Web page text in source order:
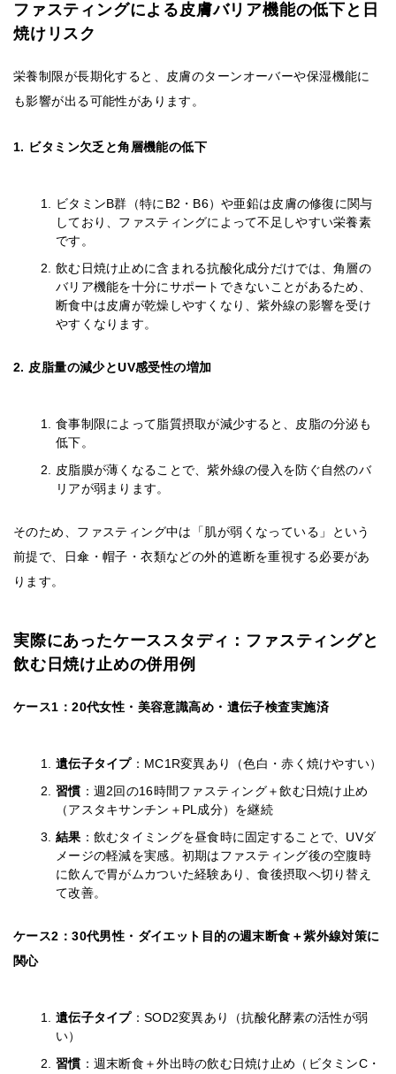
ファスティングによる皮膚バリア機能の低下と日
焼けリスク
栄養制限が長期化すると、皮膚のターンオーバーや保湿機能に
も影響が出る可能性があります。
1. ビタミン欠乏と角層機能の低下
ビタミンB群（特にB2・B6）や亜鉛は皮膚の修復に関与
しており、ファスティングによって不足しやすい栄養素
です。
飲む日焼け止めに含まれる抗酸化成分だけでは、角層の
バリア機能を十分にサポートできないことがあるため、
断食中は皮膚が乾燥しやすくなり、紫外線の影響を受け
やすくなります。
2. 皮脂量の減少とUV感受性の増加
食事制限によって脂質摂取が減少すると、皮脂の分泌も
低下。
皮脂膜が薄くなることで、紫外線の侵入を防ぐ自然のバ
リアが弱まります。
そのため、ファスティング中は「肌が弱くなっている」という
前提で、日傘・帽子・衣類などの外的遮断を重視する必要があ
ります。
実際にあったケーススタディ：ファスティングと
飲む日焼け止めの併用例
ケース1：20代女性・美容意識高め・遺伝子検査実施済
遺伝子タイプ：MC1R変異あり（色白・赤く焼けやすい）
習慣 ：週2回の16時間ファスティング＋飲む日焼け止め
（アスタキサンチン＋PL成分）を継続
結果 ：飲むタイミングを昼食時に固定することで、UVダ
メージの軽減を実感。初期はファスティング後の空腹時
に飲んで胃がムカついた経験あり、食後摂取へ切り替え
て改善。
ケース2：30代男性・ダイエット目的の週末断食＋紫外線対策に
関心
遺伝子タイプ：SOD2変異あり（抗酸化酵素の活性が弱
い）
習慣 ：週末断食＋外出時の飲む日焼け止め（ビタミンC・